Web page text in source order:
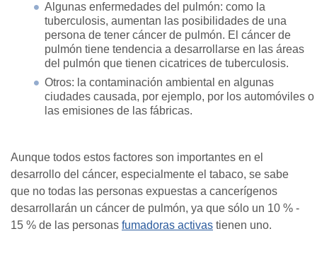
Algunas enfermedades del pulmón: como la
tuberculosis, aumentan las posibilidades de una
persona de tener cáncer de pulmón. El cáncer de
pulmón tiene tendencia a desarrollarse en las áreas
del pulmón que tienen cicatrices de tuberculosis.
Otros: la contaminación ambiental en algunas
ciudades causada, por ejemplo, por los automóviles o
las emisiones de las fábricas.
Aunque todos estos factores son importantes en el
desarrollo del cáncer, especialmente el tabaco, se sabe
que no todas las personas expuestas a cancerígenos
desarrollarán un cáncer de pulmón, ya que sólo un 10 % -
15 % de las personas fumadoras activas tienen uno.